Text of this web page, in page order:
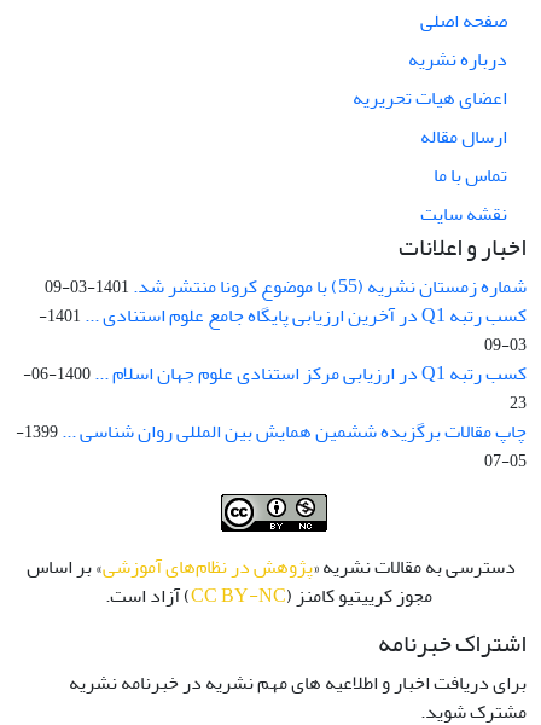
صفحه اصلی
درباره نشریه
اعضای هیات تحریریه
ارسال مقاله
تماس با ما
نقشه سایت
اخبار و اعلانات
شماره زمستان نشریه (55) با موضوع کرونا منتشر شد. 1401-03-09
کسب رتبه Q1 در آخرین ارزیابی پایگاه جامع علوم استنادی ...
1401-
03-09
کسب رتبه Q1 در ارزیابی مرکز استنادی علوم جهان اسلام ...
1400-06-
23
چاپ مقالات برگزیده ششمین همایش بین المللی روان شناسی ...
1399-
05-07
دسترسی به مقالات نشریه «پژوهش در نظام‌های آموزشی» بر اساس
مجوز کرییتیو کامنز (CC BY-NC) آزاد است.
اشتراک خبرنامه
برای دریافت اخبار و اطلاعیه های مهم نشریه در خبرنامه نشریه
مشترک شوید.